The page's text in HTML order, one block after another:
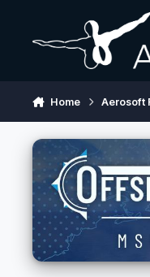
Home Aerosoft